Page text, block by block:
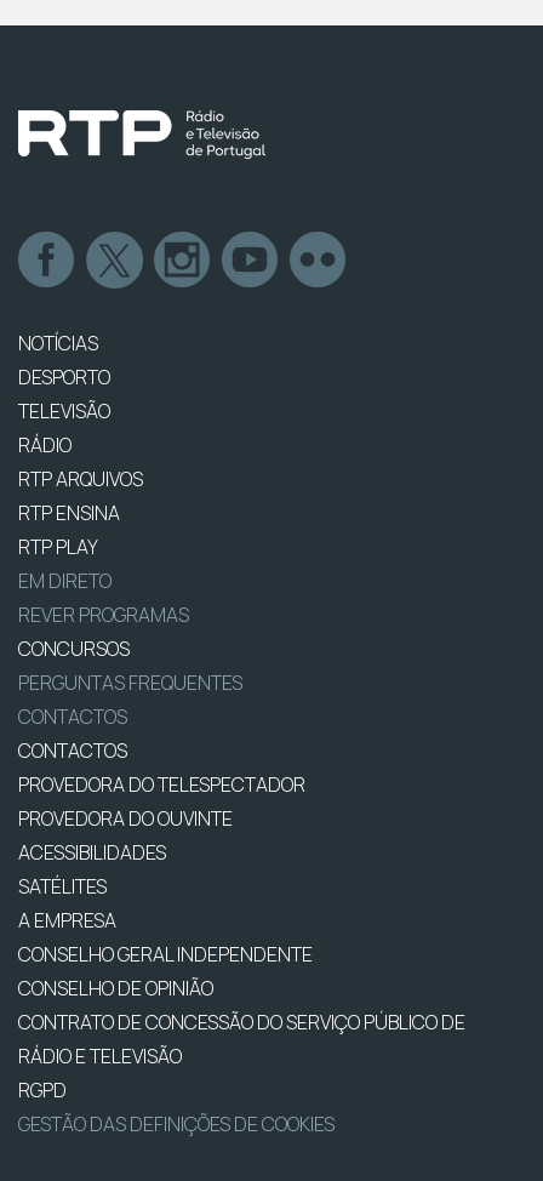
NOTÍCIAS
DESPORTO
TELEVISÃO
RÁDIO
RTP ARQUIVOS
RTP ENSINA
RTP PLAY
EM DIRETO
REVER PROGRAMAS
CONCURSOS
PERGUNTAS FREQUENTES
CONTACTOS
CONTACTOS
PROVEDORA DO TELESPECTADOR
PROVEDORA DO OUVINTE
ACESSIBILIDADES
SATÉLITES
A EMPRESA
CONSELHO GERAL INDEPENDENTE
CONSELHO DE OPINIÃO
CONTRATO DE CONCESSÃO DO SERVIÇO PÚBLICO DE
RÁDIO E TELEVISÃO
RGPD
GESTÃO DAS DEFINIÇÕES DE COOKIES